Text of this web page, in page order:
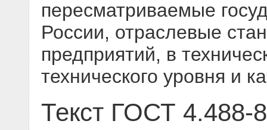
пересматриваемые
России, отраслевые
предприятий, в
технического уровня и
Текст ГОСТ 4.488-